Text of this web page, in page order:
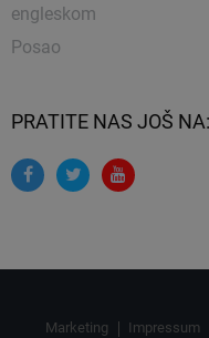
engleskom
Posao
PRATITE NAS JOŠ NA:
Marketing Impressum